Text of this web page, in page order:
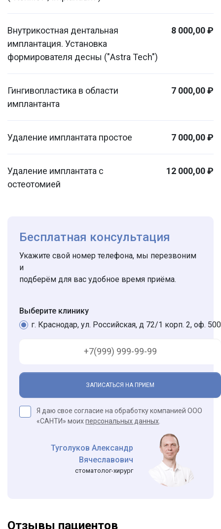
Внутрикостная дентальная
имплантация. Установка
формирователя десны ("Astra Tech")
8 000,00 ₽
Гингивопластика в области
имплантанта
7 000,00 ₽
Удаление имплантата простое 7 000,00 ₽
Удаление имплантата с
остеотомией
12 000,00 ₽
Бесплатная консультация
Укажите свой номер телефона, мы перезвоним
и
подберём для вас удобное время приёма.
Выберите клинику
г. Краснодар, ул. Российская, д 72/1 корп. 2, оф. 500
ЗАПИСАТЬСЯ НА ПРИЕМ
Я даю свое согласие на обработку компанией ООО
«САНТИ» моихперсональных данных
Туголуков Александр
Вячеславович
стоматолог-хирург
Отзывы пациентов